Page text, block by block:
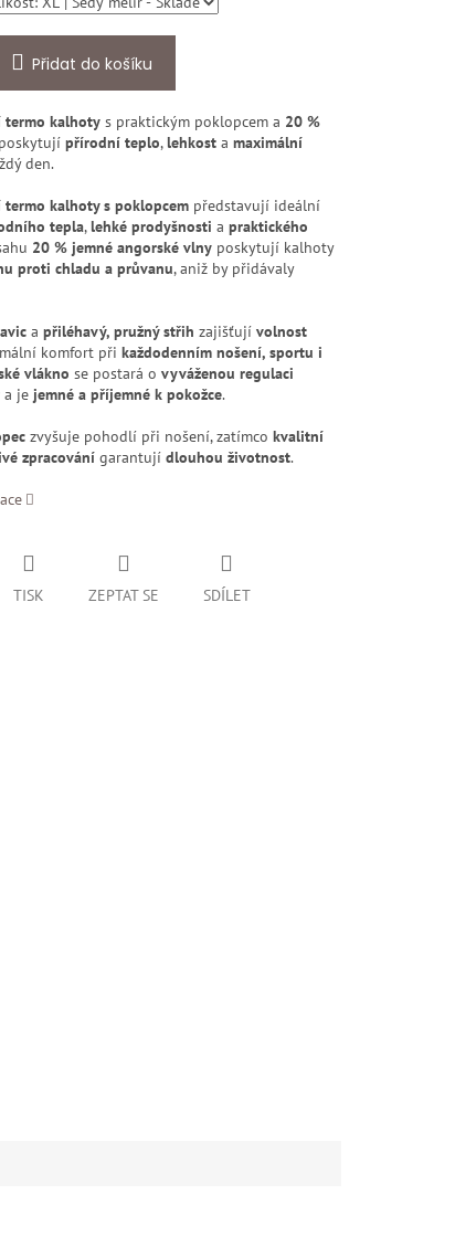
Přidat do košíku
termo kalhotys praktickým poklopcem a 20 %
přírodní teplo,lehkosta maximální
den.
termo kalhoty s poklopcempředstavují ideální
tepla,lehké prodyšnosti a praktického
20 % jemné angorské vlnyposkytují kalhoty
proti chladu a průvanu, aniž by přidávaly
a přiléhavý, pružný střih zajišťují volnost
komfort při každodenním nošení, sportu i
vlákno se postará o vyváženou regulaci
a je jemné a příjemné k pokožce.
zvyšuje pohodlí při nošení, zatímco kvalitní
zpracovánígarantují dlouhou životnost.
TISK ZEPTAT SE SDÍLET